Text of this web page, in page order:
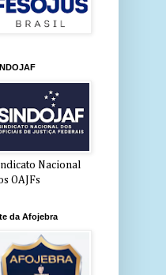
Nacional
OAJFs
da Afojebra